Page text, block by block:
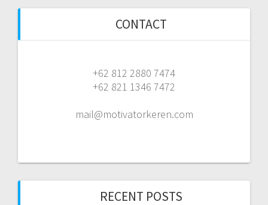
CONTACT
+62 812 2880 7474
+62 821 1346 7472
mail@motivatorkeren.com
RECENT POSTS